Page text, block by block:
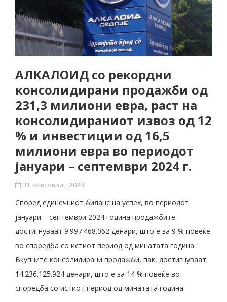
АЛКАЛОИД со рекордни
консолидирани продажби од
231,3 милиони евра, раст на
консолидираниот извоз од 12
% и инвестиции од 16,5
милиони евра во периодот
јануари – септември 2024 г.
31 октомври , 2024
Според единечниот биланс на успех, во периодот
јануари – септември 2024 година продажбите
достигнуваат 9.997.468.062 денари, што е за 9 % повеќе
во споредба со истиот период од минатата година.
Вкупните консолидирани продажби, пак, достигнуваат
14.236.125.924 денари, што е за 14 % повеќе во
споредба со истиот период од минатата година.